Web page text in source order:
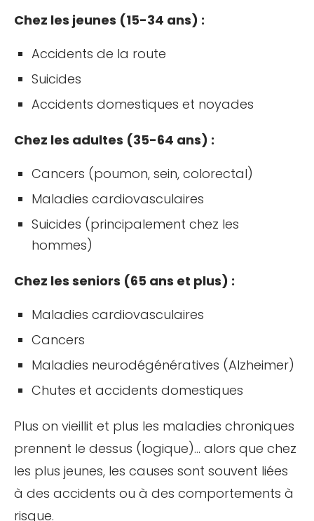
Chez les jeunes (15-34 ans) :
Accidents de la route
Suicides
Accidents domestiques et noyades
Chez les adultes (35-64 ans) :
Cancers (poumon, sein, colorectal)
Maladies cardiovasculaires
Suicides (principalement chez les
hommes)
Chez les seniors (65 ans et plus) :
Maladies cardiovasculaires
Cancers
Maladies neurodégénératives (Alzheimer)
Chutes et accidents domestiques
Plus on vieillit et plus les maladies chroniques
prennent le dessus (logique)… alors que chez
les plus jeunes, les causes sont souvent liées
à des accidents ou à des comportements à
risque.